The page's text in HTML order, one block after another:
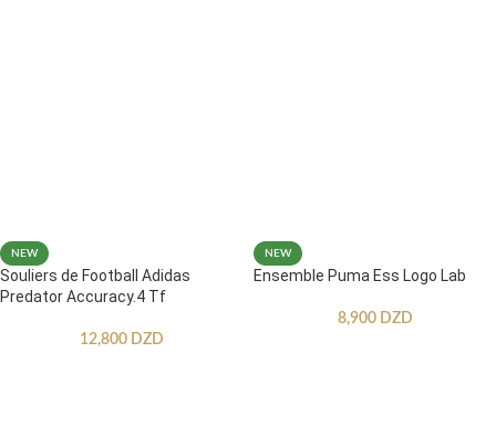
NEW
Souliers de Football Adidas
Predator Accuracy.4 Tf
12,800 DZD
NEW
Ensemble Puma Ess Logo Lab
8,900 DZD